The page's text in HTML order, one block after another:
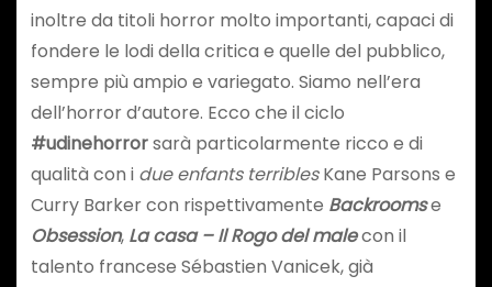
inoltre da titoli horror molto importanti, capaci di
fondere le lodi della critica e quelle del pubblico,
sempre più ampio e variegato. Siamo nell’era
dell’horror d’autore. Ecco che il ciclo
#udinehorrorsarà particolarmente ricco e di
qualità con i due enfants terriblesKane Parsons e
Curry Barker con rispettivamente Backroomse
Obsession, La casa – Il Rogo del malecon il
talento francese Sébastien Vanicek, già